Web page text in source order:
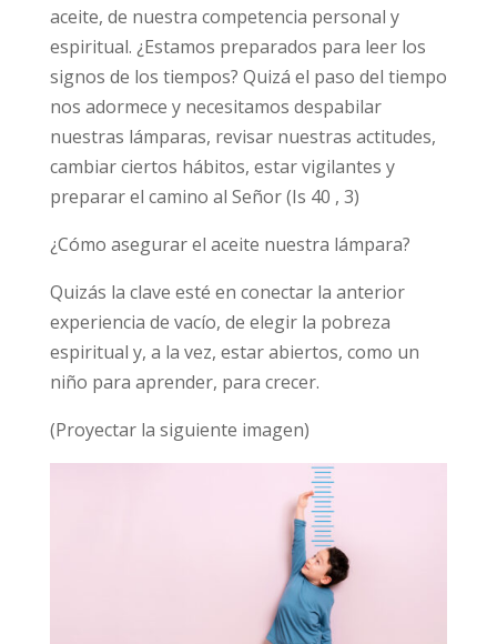
aceite, de nuestra competencia personal y
espiritual. ¿Estamos preparados para leer los
signos de los tiempos? Quizá el paso del tiempo
nos adormece y necesitamos despabilar
nuestras lámparas, revisar nuestras actitudes,
cambiar ciertos hábitos, estar vigilantes y
preparar el camino al Señor (Is 40 , 3)
¿Cómo asegurar el aceite nuestra lámpara?
Quizás la clave esté en conectar la anterior
experiencia de vacío, de elegir la pobreza
espiritual y, a la vez, estar abiertos, como un
niño para aprender, para crecer.
(Proyectar la siguiente imagen)